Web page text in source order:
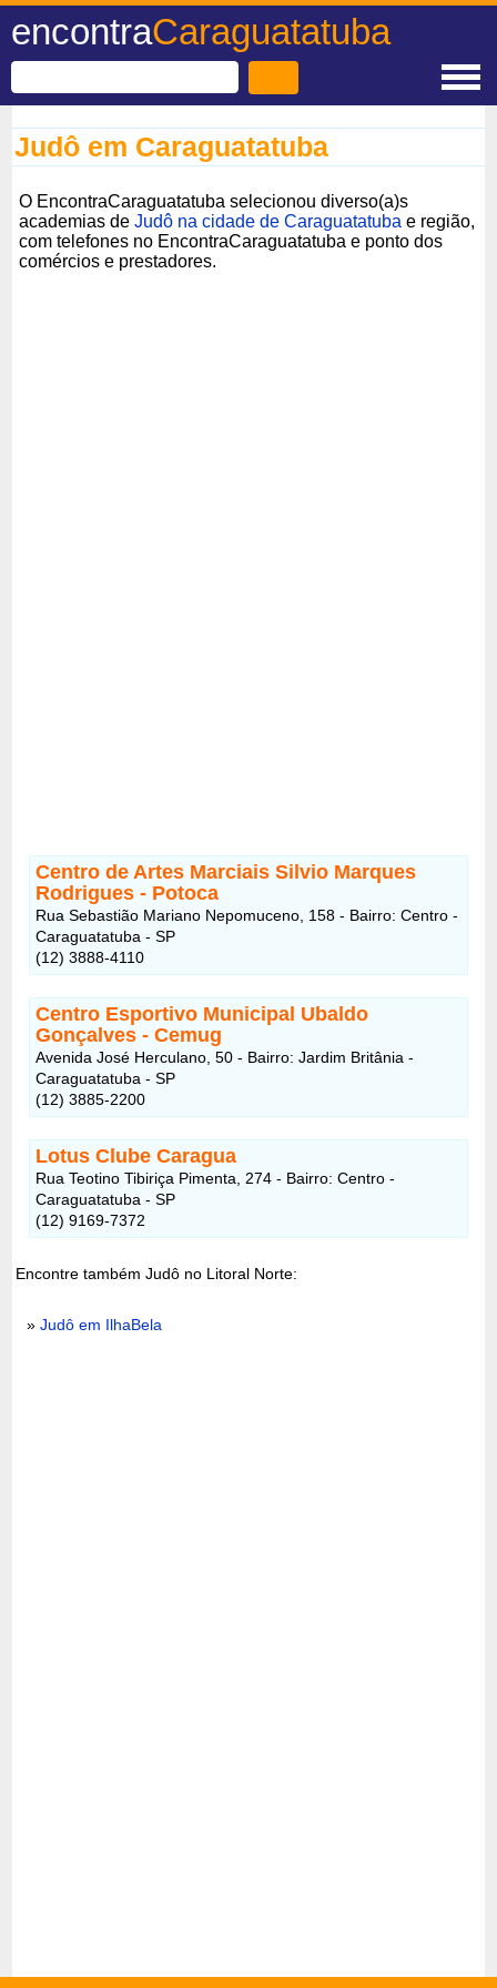
encontraCaraguatatuba
Judô em Caraguatatuba
O EncontraCaraguatatuba selecionou diverso(a)s
academias deJudô na cidade de Caraguatatuba e região,
com telefones no EncontraCaraguatatuba e ponto dos
comércios e prestadores.
Centro de Artes Marciais Silvio Marques
Rodrigues - Potoca
Rua Sebastião Mariano Nepomuceno, 158 - Bairro: Centro -
Caraguatatuba - SP
(12) 3888-4110
Centro Esportivo Municipal Ubaldo
Gonçalves - Cemug
Avenida José Herculano, 50 - Bairro: Jardim Britânia -
Caraguatatuba - SP
(12) 3885-2200
Lotus Clube Caragua
Rua Teotino Tibiriça Pimenta, 274 - Bairro: Centro -
Caraguatatuba - SP
(12) 9169-7372
Encontre também Judô no Litoral Norte:
»Judô em IlhaBela